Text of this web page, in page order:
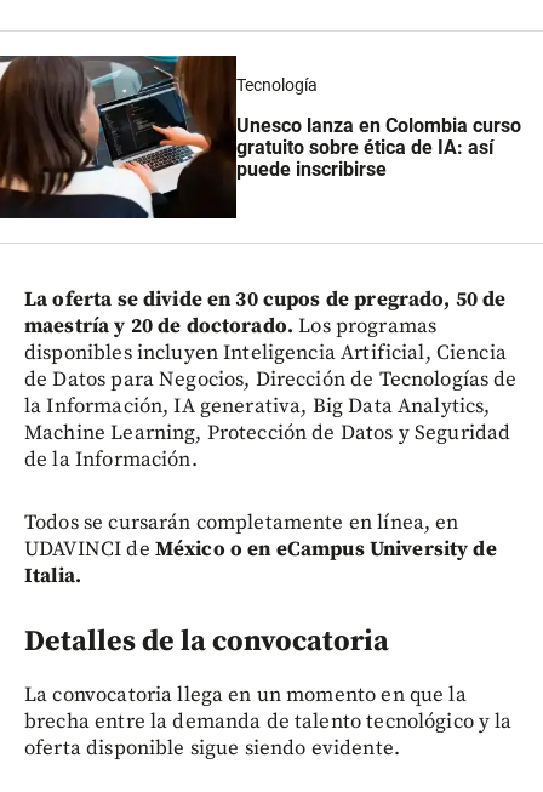
Tecnología
Unesco lanza en Colombia curso
gratuito sobre ética de IA: así
puede inscribirse
La oferta se divide en 30 cupos de pregrado, 50 de
maestría y 20 de doctorado.Los programas
disponibles incluyen Inteligencia Artificial, Ciencia
de Datos para Negocios, Dirección de Tecnologías de
la Información, IA generativa, Big Data Analytics,
Machine Learning, Protección de Datos y Seguridad
de la Información.
Todos se cursarán completamente en línea, en
UDAVINCI de México o en eCampus University de
Italia.
Detalles de la convocatoria
La convocatoria llega en un momento en que la
brecha entre la demanda de talento tecnológico y la
oferta disponible sigue siendo evidente.